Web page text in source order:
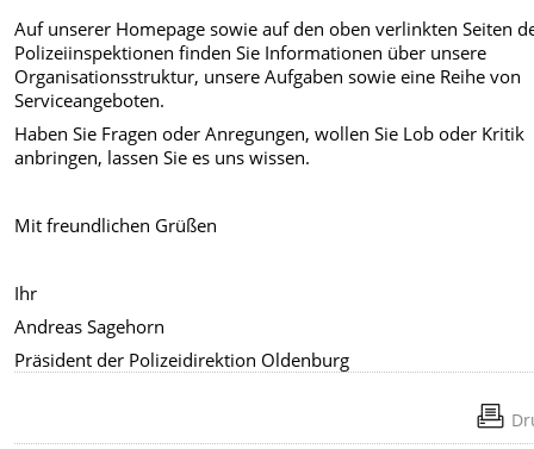
Auf unserer Homepage sowie auf den oben verlinkten Seiten
Polizeiinspektionen finden Sie Informationen über unsere
Organisationsstruktur, unsere Aufgaben sowie eine Reihe von
Serviceangeboten.
Haben Sie Fragen oder Anregungen, wollen Sie Lob oder Kritik
anbringen, lassen Sie es uns wissen.
Mit freundlichen Grüßen
Ihr
Andreas Sagehorn
Präsident der Polizeidirektion Oldenburg